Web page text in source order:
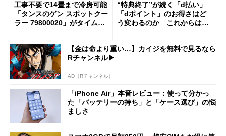
工事不要で14畳まで冷房可能
「タンスのゲン スポットクー
ラー 79800020」がタイムセ
“特典終了”が続く「d払い」
「dポイント」のお得さはど
う変わるのか これからは
【金は命より重い…】カイジを無料で見るなら
Rチャンネル▶︎
AD（Rチャンネル）
「iPhone Air」本音レビュー：使って分かっ
た「バッテリーの持ち」と「ケース選び」の悩
ましさ